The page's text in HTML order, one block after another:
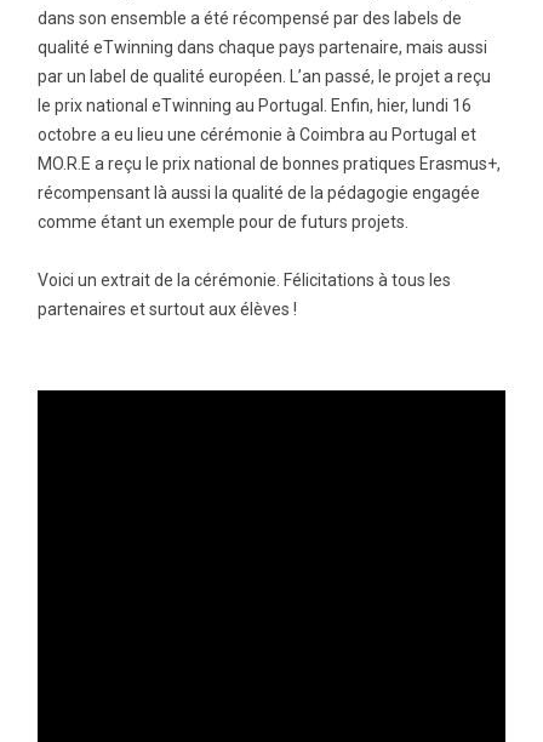
dans son ensemble a été récompensé par des labels de
qualité eTwinning dans chaque pays partenaire, mais aussi
par un label de qualité européen. L’an passé, le projet a reçu
le prix national eTwinning au Portugal. Enfin, hier, lundi 16
octobre a eu lieu une cérémonie à Coimbra au Portugal et
MO.R.E a reçu le prix national de bonnes pratiques Erasmus+,
récompensant là aussi la qualité de la pédagogie engagée
comme étant un exemple pour de futurs projets.
Voici un extrait de la cérémonie. Félicitations à tous les
partenaires et surtout aux élèves !